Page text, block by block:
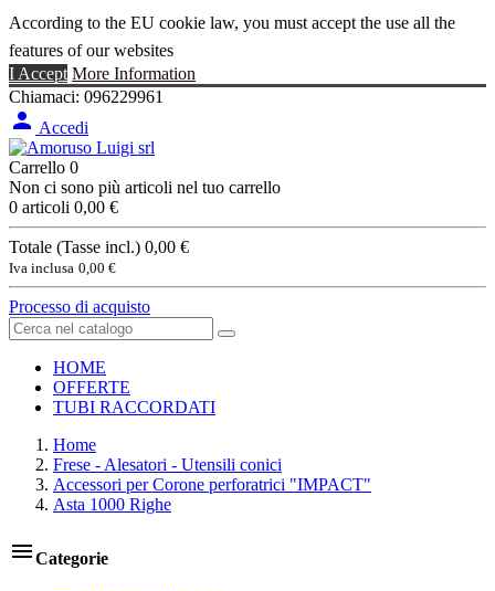
According to the EU cookie law, you must accept the use all the
features of our websites
I Accept More Information
Chiamaci: 096229961
 Accedi
Carrello 0
Non ci sono più articoli nel tuo carrello
0 articoli 0,00 €
Totale (Tasse incl.) 0,00 €
Iva inclusa 0,00 €
Processo di acquisto
HOME
OFFERTE
TUBI RACCORDATI
Home
Frese - Alesatori - Utensili conici
Accessori per Corone perforatrici "IMPACT"
Asta 1000 Righe
Categorie